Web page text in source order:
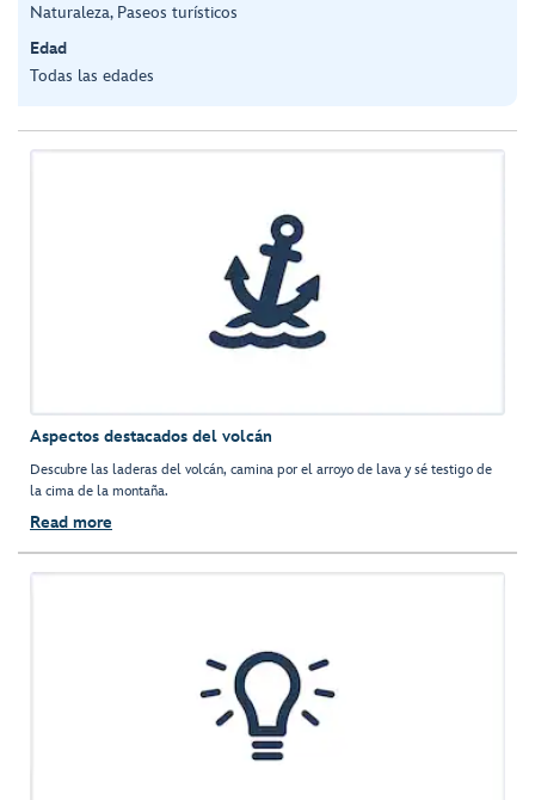
Naturaleza, Paseos turísticos
Edad
Todas las edades
Aspectos destacados del volcán
Descubre las laderas del volcán, camina por el arroyo de lava y sé testigo de
la cima de la montaña.
Read more